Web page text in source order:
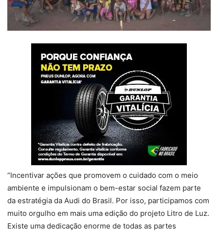
“Incentivar ações que promovem o cuidado com o meio
ambiente e impulsionam o bem-estar social fazem parte
da estratégia da Audi do Brasil. Por isso, participamos com
muito orgulho em mais uma edição do projeto Litro de Luz.
Existe uma dedicação enorme de todas as partes